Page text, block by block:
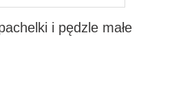
i pędzle małe